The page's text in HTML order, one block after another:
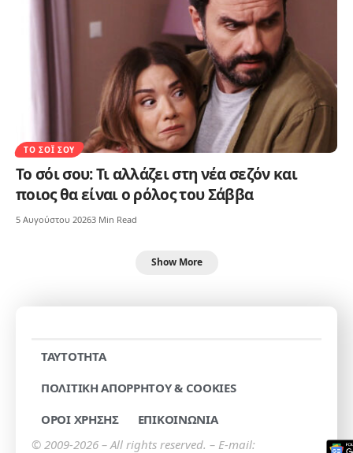
ΤΟ ΣΌΙ ΣΟΥ
Το σόι σου: Τι αλλάζει στη νέα σεζόν και
ποιος θα είναι ο ρόλος του Σάββα
5 Αυγούστου 20263 Min Read
Show More
TAYTOTHTA
ΠΟΛΙΤΙΚΗ ΑΠΟΡΡΗΤΟΥ & COOKIES
ΟΡΟΙ ΧΡΗΣΗΣ
ΕΠΙΚΟΙΝΩΝΙΑ
© 2009-2026 – All rights reserved. – E-mail: